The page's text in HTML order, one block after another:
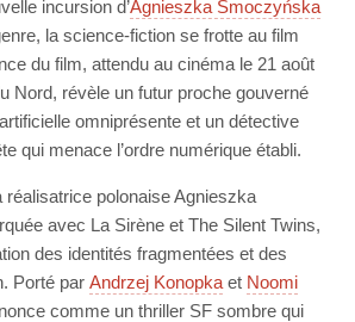
incursion d’Agnieszka Smoczyńska
la science-fiction se frotte au film
du film, attendu au cinéma le 21 août
Nord, révèle un futur proche gouverné
omniprésente et un détective
qui menace l’ordre numérique établi.
réalisatrice polonaise Agnieszka
avec La Sirène et The Silent Twins,
des identités fragmentées et des
Porté par Andrzej Konopka et Noomi
comme un thriller SF sombre qui